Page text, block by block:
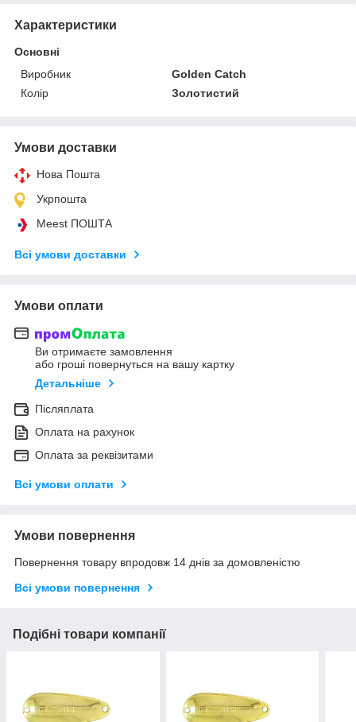
Характеристики
Основні
Виробник
Golden Catch
Колір
Золотистий
Умови доставки
Нова Пошта
Укрпошта
Meest ПОШТА
Всі умови доставки
Умови оплати
Ви отримаєте замовлення
або гроші повернуться на вашу картку
Детальніше
Післяплата
Оплата на рахунок
Оплата за реквізитами
Всі умови оплати
Умови повернення
Повернення товару впродовж 14 днів за домовленістю
Всі умови повернення
Подібні товари компанії